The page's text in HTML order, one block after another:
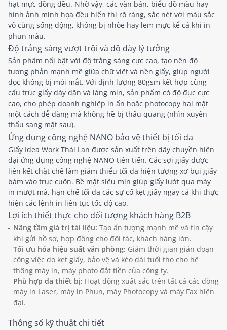
hạt mực đồng đều. Nhờ vậy, các văn bản, biểu đồ màu hay
hình ảnh minh họa đều hiển thị rõ ràng, sắc nét với màu sắc
vô cùng sống động, không bị nhòe hay lem mực kể cả khi in
phun màu.
Độ trắng sáng vượt trội và độ dày lý tưởng
Sản phẩm nổi bật với độ trắng sáng cực cao, tạo nên độ
tương phản mạnh mẽ giữa chữ viết và nền giấy, giúp người
đọc không bị mỏi mắt. Với định lượng 80gsm kết hợp cùng
cấu trúc giấy dày dặn và láng mịn, sản phẩm có độ đục cực
cao, cho phép doanh nghiệp in ấn hoặc photocopy hai mặt
một cách dễ dàng mà không hề bị thấu quang (nhìn xuyên
thấu sang mặt sau).
Ứng dụng công nghệ NANO bảo vệ thiết bị tối đa
Giấy Idea Work Thái Lan được sản xuất trên dây chuyền hiện
đại ứng dụng công nghệ NANO tiên tiến. Các sợi giấy được
liên kết chặt chẽ làm giảm thiểu tối đa hiện tượng xơ bụi giấy
bám vào trục cuốn. Bề mặt siêu mịn giúp giấy lướt qua máy
in mượt mà, hạn chế tối đa các sự cố kẹt giấy ngay cả khi thực
hiện các lệnh in liên tục tốc độ cao.
Lợi ích thiết thực cho đối tượng khách hàng B2B
Nâng tầm giá trị tài liệu: Tạo ấn tượng mạnh mẽ và tin cậy
khi gửi hồ sơ, hợp đồng cho đối tác, khách hàng lớn.
Tối ưu hóa hiệu suất văn phòng: Giảm thời gian gián đoạn
công việc do kẹt giấy, bảo vệ và kéo dài tuổi thọ cho hệ
thống máy in, máy photo đắt tiền của công ty.
Phù hợp đa thiết bị: Hoạt động xuất sắc trên tất cả các dòng
máy in Laser, máy in Phun, máy Photocopy và máy Fax hiện
đại.
Thông số kỹ thuật chi tiết